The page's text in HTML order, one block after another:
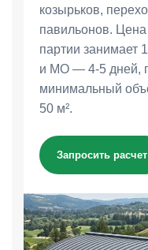
козырьков,
павильонов.
партии занимает
и МО — 4-5 дней,
минимальный
50 м².
Запросить расчет